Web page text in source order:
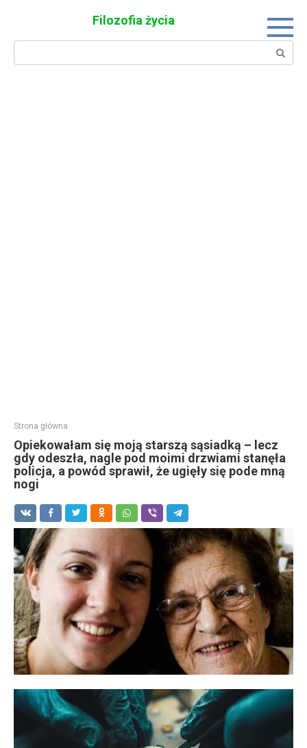
Filozofia życia
Search:
Strona główna
Opiekowałam się moją starszą sąsiadką – lecz
gdy odeszła, nagle pod moimi drzwiami stanęła
policja, a powód sprawił, że ugięły się pode mną
nogi